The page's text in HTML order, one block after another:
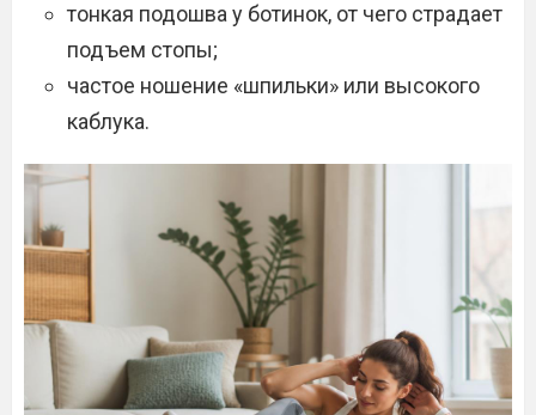
тонкая подошва у ботинок, от чего страдает
подъем стопы;
частое ношение «шпильки» или высокого
каблука.